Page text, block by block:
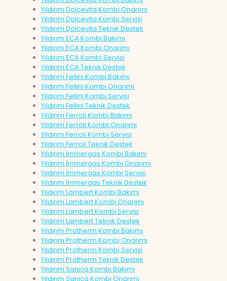
Yıldırım Dolcevita Kombi Onarımı
Yıldırım Dolcevita Kombi Servisi
Yıldırım Dolcevita Teknik Destek
Yıldırım ECA Kombi Bakımı
Yıldırım ECA Kombi Onarımı
Yıldırım ECA Kombi Servisi
Yıldırım ECA Teknik Destek
Yıldırım Fellini Kombi Bakımı
Yıldırım Fellini Kombi Onarımı
Yıldırım Fellini Kombi Servisi
Yıldırım Fellini Teknik Destek
Yıldırım Ferroli Kombi Bakımı
Yıldırım Ferroli Kombi Onarımı
Yıldırım Ferroli Kombi Servisi
Yıldırım Ferroli Teknik Destek
Yıldırım İmmergas Kombi Bakımı
Yıldırım İmmergas Kombi Onarımı
Yıldırım İmmergas Kombi Servisi
Yıldırım İmmergas Teknik Destek
Yıldırım Lambert Kombi Bakımı
Yıldırım Lambert Kombi Onarımı
Yıldırım Lambert Kombi Servisi
Yıldırım Lambert Teknik Destek
Yıldırım Protherm Kombi Bakımı
Yıldırım Protherm Kombi Onarımı
Yıldırım Protherm Kombi Servisi
Yıldırım Protherm Teknik Destek
Yıldırım Sanica Kombi Bakımı
Yıldırım Sanica Kombi Onarımı